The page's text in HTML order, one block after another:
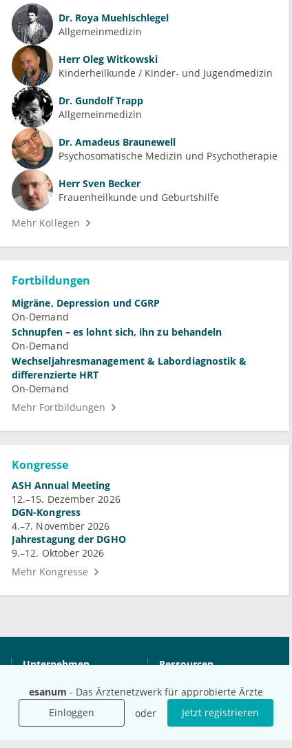
esanum - Das Ärztenetzwerk für approbierte Ärzte
Einloggen
oder Jetzt registrieren
Dr. Roya Muehlschlegel
Allgemeinmedizin
Herr Oleg Witkowski
Kinderheilkunde / Kinder- und Jugendmedizin
Dr. Gundolf Trapp
Allgemeinmedizin
Dr. Amadeus Braunewell
Psychosomatische Medizin und Psychotherapie
Herr Sven Becker
Frauenheilkunde und Geburtshilfe
Mehr Kollegen
Fortbildungen
Migräne, Depression und CGRP
On-Demand
Schnupfen – es lohnt sich, ihn zu behandeln
On-Demand
Wechseljahresmanagement & Labordiagnostik &
differenzierte HRT
On-Demand
Mehr Fortbildungen
Kongresse
ASH Annual Meeting
12.–15. Dezember 2026
DGN-Kongress
4.–7. November 2026
Jahrestagung der DGHO
9.–12. Oktober 2026
Mehr Kongresse
Unternehmen
Für Unternehmen
Für Agenturen
Ressourcen
Hilfe